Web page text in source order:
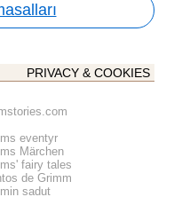
PRIVACY & COOKIES
eventyr
Märchen
fairy tales
de Grimm
sadut